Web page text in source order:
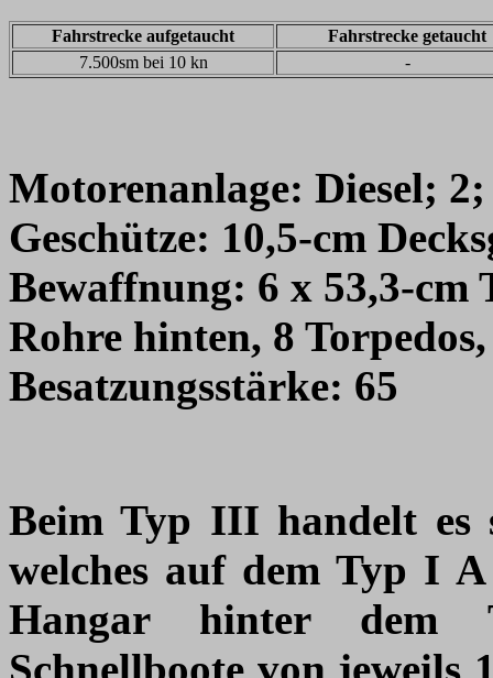
Fahrstrecke aufgetaucht
Fahrstrecke getaucht
7.500sm bei 10 kn
-
Motorenanlage: Diesel;
Geschütze: 10,5-cm
Bewaffnung: 6 x 53,3-cm
Rohre hinten, 8
Besatzungsstärke: 65
Beim Typ III handelt es
welches auf dem Typ I
Hangar hinter dem